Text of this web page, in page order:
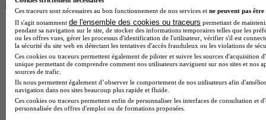
les plus recherchés
BTS Esf en alternance
BTS Dietetique en alternance
BTS Mco en alternance
BTS Pi en alternance
BTS Sp3s en alternance
Master CCA en alternance
BTS Ndrc en alternance
BTS Sam en alternance
Cap Fleuriste en alternance
Ces traceurs sont nécessaires au bon fonctionnement de nos services et ne peuvent pas être
Il s'agit notamment de l'ensemble des cookies ou traceurs permettant de
pendant sa navigation sur le site, de stocker des informations temporaires telles que les
ou les offres vues, gérer les processus d'identification de l'utilisateur, vérifier s'il est
la sécurité du site web en détectant les tentatives d'accès frauduleux ou les violations de
Ces cookies ou traceurs permettent également de piloter et suivre les sources d'acquisition
unique permettant de comprendre comment nos utilisateurs naviguent sur nos sites et nos
sources de trafic.
Ils nous permettent également d’observer le comportement de nos utilisateurs afin
navigation dans nos sites beaucoup plus rapide et fluide.
Ces cookies ou traceurs permettent enfin de personnaliser les interfaces de consultation et
personnalisée des offres d'emploi ou de formations proposées.